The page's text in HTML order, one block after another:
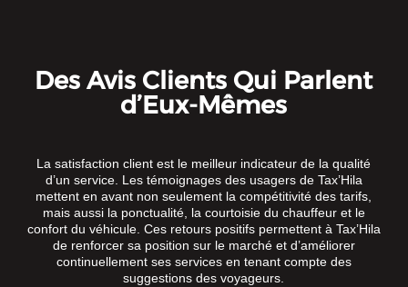
Des Avis Clients Qui Parlent
d’Eux-Mêmes
La satisfaction client est le meilleur indicateur de la qualité
d’un service. Les témoignages des usagers de Tax’Hila
mettent en avant non seulement la compétitivité des tarifs,
mais aussi la ponctualité, la courtoisie du chauffeur et le
confort du véhicule. Ces retours positifs permettent à Tax’Hila
de renforcer sa position sur le marché et d’améliorer
continuellement ses services en tenant compte des
suggestions des voyageurs.